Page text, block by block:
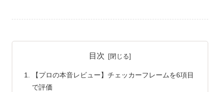
目次
【プロの本音レビュー】チェッカーフレームを6項目
で評価